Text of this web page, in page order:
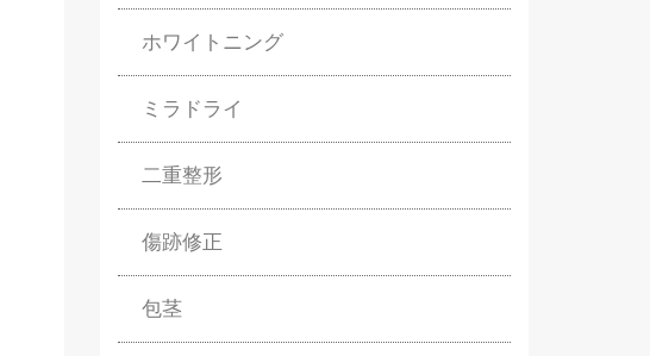
ホワイトニング
ミラドライ
二重整形
傷跡修正
包茎